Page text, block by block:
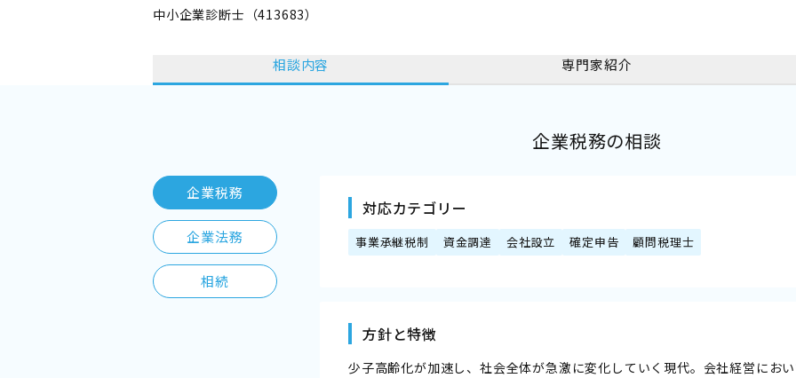
中小企業診断士（413683）
相談内容 専門家紹介
企業税務の相談
企業税務
企業法務
相続
対応カテゴリー
事業承継税制 資金調達 会社設立 確定申告 顧問税理士
方針と特徴
少子高齢化が加速し、社会全体が急激に変化していく現代。会社経営にお